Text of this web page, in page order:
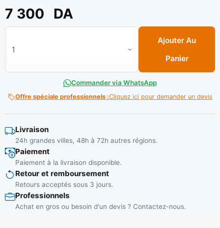
7 300 DA
quantité de Coupe tube cliquet pour PVC 42 MM Réf:
Ajouter Au
Panier
Commander via WhatsApp
Offre spéciale professionnels :Cliquez ici pour demander un devis
Livraison
24h grandes villes, 48h à 72h autres régions.
Paiement
Paiement à la livraison disponible.
Retour et remboursement
Retours acceptés sous 3 jours.
Professionnels
Achat en gros ou besoin d'un devis ? Contactez-nous.